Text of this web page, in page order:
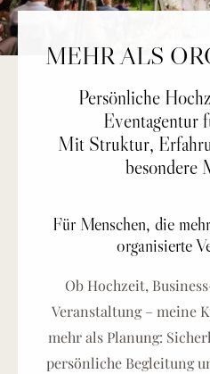
MEHR ALS
Persönliche
Eventagentur
Mit Struktur,
besondere
Für Menschen, die
organisierte
Ob Hochzeit,
Veranstaltung – meine
mehr als Planung:
persönliche Begleitung